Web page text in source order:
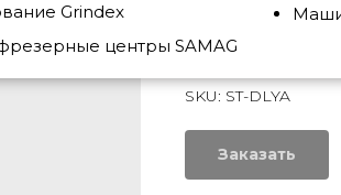
Grindex
центры SAMAG
СТАНКИ
ОТВЕРСТИЙ
SKU: ST-DLYA
Заказать